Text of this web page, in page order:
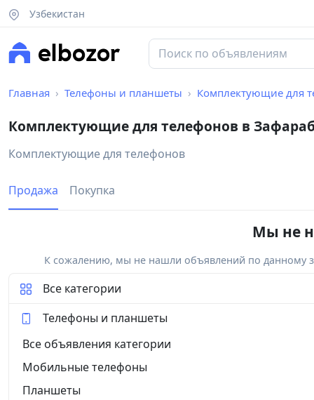
Узбекистан
Главная Телефоны и планшеты Комплектующие для
Комплектующие для телефонов в
Комплектующие для телефонов
Продажа Покупка
Мы не
К сожалению, мы не нашли объявлений по данному
Все категории
Телефоны и планшеты
Все объявления категории
Мобильные телефоны
Планшеты